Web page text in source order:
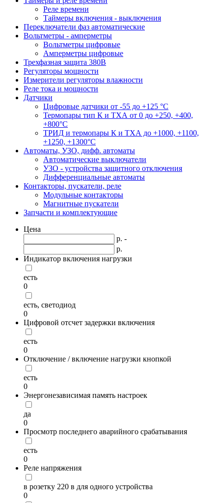
Реле времени
Таймеры включения - выключения
Переключатели фаз автоматические
Вольтметры - амперметры
Вольтметры цифровые
Амперметры цифровые
Трехфазная защита 380В
Регуляторы мощности
Измерители регуляторы влажности
Реле тока и мощности
Датчики
Цифровые датчики от -55 до +125 °С
Термопары тип К и ТХА от 0 до +250, +400,
+800°C
ТРИД и термопары К и ТХА до +1000, +1100,
+1250, +1300°C
Автоматы, УЗО, дифф. автоматы
Автоматические выключатели
УЗО - устройства защитного отключения
Дифференциальные автоматы
Контакторы, пускатели, реле
Модульные контакторы
Магнитные пускатели
Запчасти и комплектующие
Цена
р. -
р.
Индикатор включения нагрузки
есть
0
есть, светодиод
0
Цифровой отсчет задержки включения
есть
0
Отключение / включение нагрузки кнопкой
есть
0
Энергонезависимая память настроек
да
0
Просмотр последнего аварийного срабатывания
есть
0
Реле напряжения
в розетку 220 в для одного устройства
0